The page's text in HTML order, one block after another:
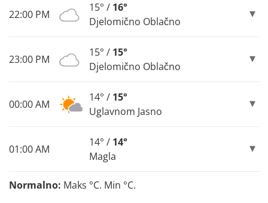
22:00 PM
15° / 16°
Djelomično Oblačno
23:00 PM
15° / 15°
Djelomično Oblačno
00:00 AM
14° / 15°
Uglavnom Jasno
01:00 AM
14° / 14°
Magla
Normalno: Maks °C. Min °C.